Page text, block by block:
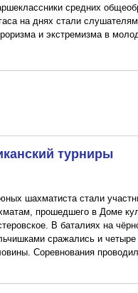
средних
на днях стали
и экстремизма в
турниры
шахматиста стали
прошедшего в Доме
В баталиях на
сражались и четыре
Соревнования